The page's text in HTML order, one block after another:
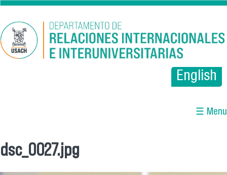
Pasar al contenido principal
English
☰ Menu
Se encuentra usted aquí
dsc_0027.jpg